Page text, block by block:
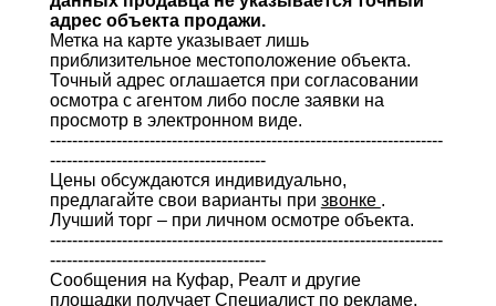
адрес объекта продажи.
Метка на карте указывает лишь
приблизительное местоположение объекта.
Точный адрес оглашается при согласовании
осмотра с агентом либо после заявки на
просмотр в электронном виде.
-----------------------------------------------------------------------
---------------------------------------
Цены обсуждаются индивидуально,
предлагайте свои варианты при звонке .
Лучший торг – при личном осмотре объекта.
-----------------------------------------------------------------------
---------------------------------------
Сообщения на Куфар, Реалт и другие
площадки получает Специалист по рекламе,